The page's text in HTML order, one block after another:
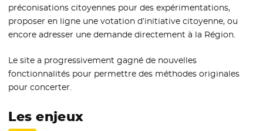
préconisations citoyennes pour des expérimentations,
proposer en ligne une votation d’initiative citoyenne, ou
encore adresser une demande directement à la Région.
Le site a progressivement gagné de nouvelles
fonctionnalités pour permettre des méthodes originales
pour concerter.
Les enjeux